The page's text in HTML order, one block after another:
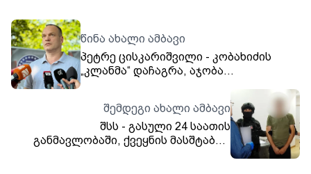
წინა ახალი ამბავი
პეტრე ცისკარიშვილი - კობახიძის
„კლანმა“ დაჩაგრა, აჯობა
შემდეგი ახალი ამბავი
შსს - გასული 24 საათის
განმავლობაში, ქვეყნის მასშტაბით